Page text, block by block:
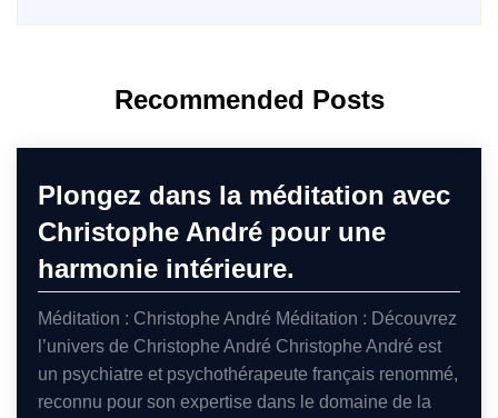
Recommended Posts
Plongez dans la méditation avec
Christophe André pour une
harmonie intérieure.
Méditation : Christophe André Méditation : Découvrez
l’univers de Christophe André Christophe André est
un psychiatre et psychothérapeute français renommé,
reconnu pour son expertise dans le domaine de la